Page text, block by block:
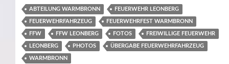
ABTEILUNG WARMBRONN FEUERWEHR LEONBERG
FEUERWEHRFAHRZEUG FEUERWEHRFEST WARMBRONN
FFW FFW LEONBERG FOTOS FREIWILLIGE FEUERWEHR
LEONBERG PHOTOS ÜBERGABE FEUERWEHRFAHRZEUG
WARMBRONN